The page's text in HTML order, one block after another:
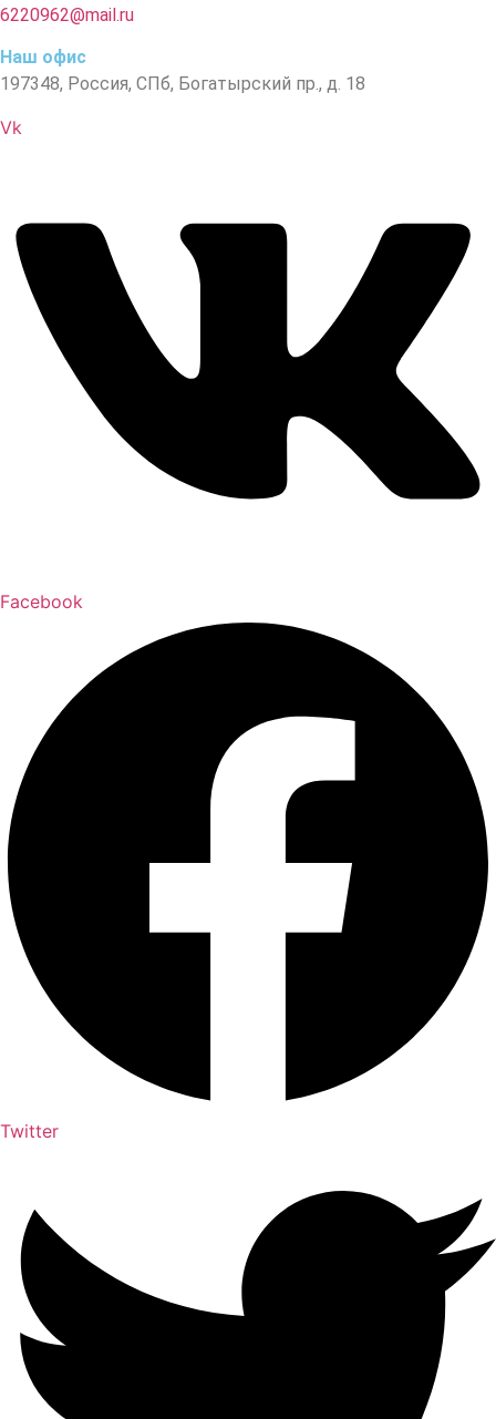
6220962@mail.ru
Наш офис
197348, Россия, СПб, Богатырский пр., д. 18
Vk
Facebook
Twitter